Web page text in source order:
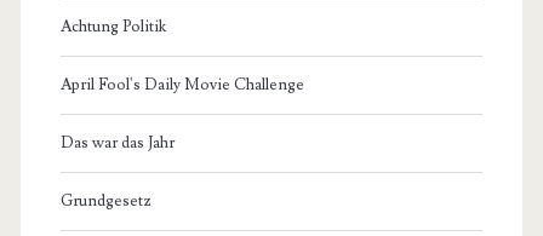
Achtung Politik
April Fool's Daily Movie Challenge
Das war das Jahr
Grundgesetz